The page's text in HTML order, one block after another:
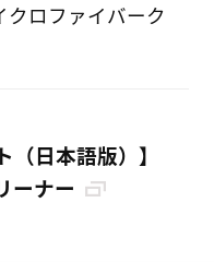
クロファイバーク
（日本語版）】
ーナー